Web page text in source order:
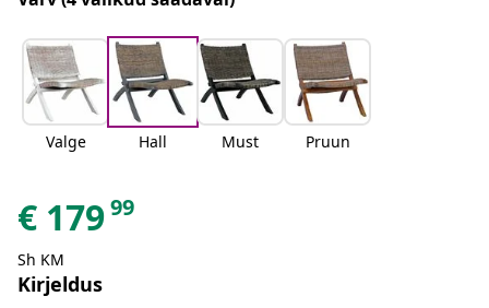
Valge Hall Must Pruun
€ 17999
Sh KM
Kirjeldus